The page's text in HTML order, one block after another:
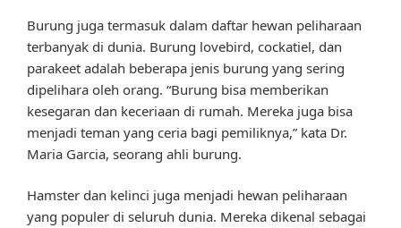
Burung juga termasuk dalam daftar hewan peliharaan
terbanyak di dunia. Burung lovebird, cockatiel, dan
parakeet adalah beberapa jenis burung yang sering
dipelihara oleh orang. “Burung bisa memberikan
kesegaran dan keceriaan di rumah. Mereka juga bisa
menjadi teman yang ceria bagi pemiliknya,” kata Dr.
Maria Garcia, seorang ahli burung.
Hamster dan kelinci juga menjadi hewan peliharaan
yang populer di seluruh dunia. Mereka dikenal sebagai